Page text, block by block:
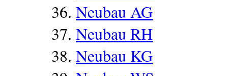
Neubau AG
Neubau RH
Neubau KG